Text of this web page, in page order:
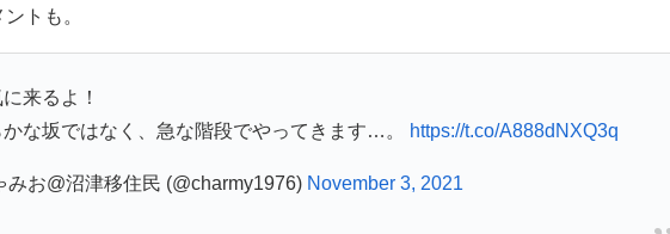
トも。
来るよ！
な坂ではなく、急な階段でやってきます…。
https://t.co/A888dNXQ3q
お@沼津移住民 (@charmy1976) November 3, 2021